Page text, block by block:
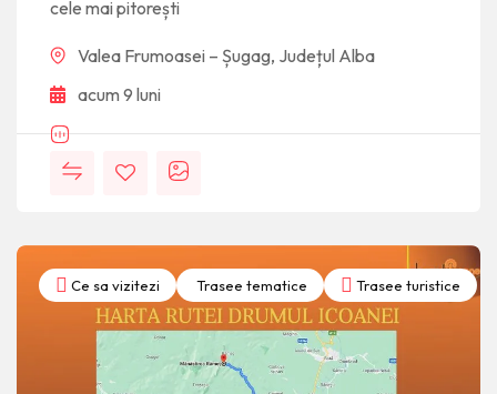
cele mai pitorești
Valea Frumoasei – Șugag, Județul Alba
acum 9 luni
Ce sa vizitezi Trasee tematice Trasee turistice